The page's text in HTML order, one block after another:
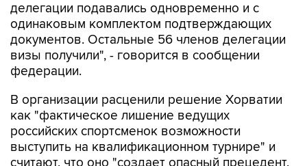
документов. Остальные 56 членов делегации
визы получили", - говорится в сообщении
федерации.
В организации расценили решение Хорватии
российских спортсменок возможности
выступить на квалификационном турнире" и
считают, что оно "создает опасный прецедент,
при котором административные решения могут